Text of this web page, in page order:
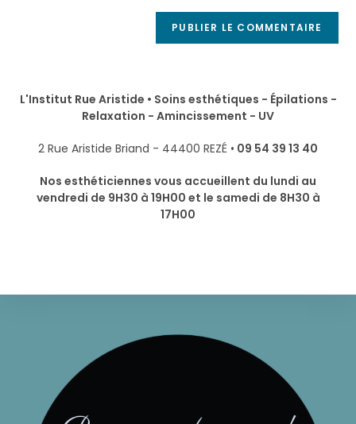
L'Institut Rue Aristide • Soins esthétiques - Épilations -
Relaxation - Amincissement - UV
2 Rue Aristide Briand - 44400 REZÉ • 09 54 39 13 40
Nos esthéticiennes vous accueillent du lundi au
vendredi de 9H30 à 19H00 et le samedi de 8H30 à
17H00